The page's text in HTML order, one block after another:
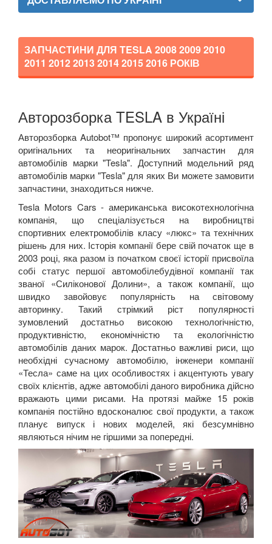
SUZUKI
TESLA
Model X
Model S
Roadster
TOYOTA
VOLKSWAGEN keyboard_arrow_down
VOLVO keyboard_arrow_down
В наявності! keyboard_arrow_down
ЗАПЧАСТИНИ ДЛЯ TESLA
2011 2012 2013 2014 2015 2016 РОКІВ
Авторозборка TESLA в Україні
Авторозборка Autobot™ пропонує широкий асортимент
оригінальних та неоригінальних запчастин для
автомобілів марки "Tesla". Доступний модельний ряд
автомобілів марки "Tesla" для яких Ви можете замовити
запчастини, знаходиться нижче.
Tesla Motors Cars - американська високотехнологічна
компанія, що спеціалізується на виробництві
спортивних електромобілів класу «люкс» та технічних
рішень для них. Історія компанії бере свій початок ще в
2003 році, яка разом із початком своєї історії присвоїла
собі статус першої автомобілебудівної компанії так
званої «Силіконової Долини», а також компанії, що
швидко завойовує популярність на світовому
авторинку. Такий стрімкий ріст популярності
зумовлений достатньо високою технологічністю,
продуктивністю, економічністю та екологічністю
автомобілів даних марок. Достатньо важливі риси, що
необхідні сучасному автомобілю, інженери компанії
«Тесла» саме на цих особливостях і акцентують увагу
своїх клієнтів, адже автомобілі даного виробника дійсно
вражають цими рисами. На протязі майже 15 років
компанія постійно вдосконалює свої продукти, а також
планує випуск і нових моделей, які безсумнівно
являються нічим не гіршими за попередні.